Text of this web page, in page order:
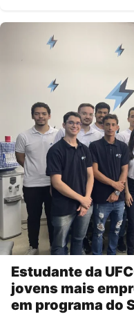
Estudante da
jovens mais
em programa do